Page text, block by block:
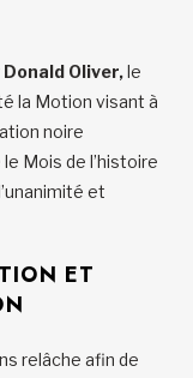
Donald Oliver,le
la Motion visant à
noire
Mois de l’histoire
et
ET
relâche afin de